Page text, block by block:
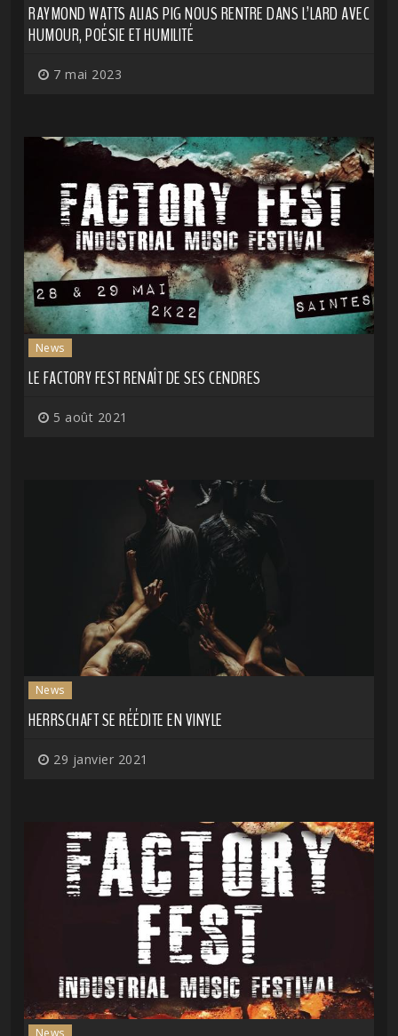
RAYMOND WATTS ALIAS PIG NOUS RENTRE DANS L’LARD AVEC
HUMOUR, POÉSIE ET HUMILITÉ
7 mai 2023
News
LE FACTORY FEST RENAÎT DE SES CENDRES
5 août 2021
News
HERRSCHAFT SE RÉÉDITE EN VINYLE
29 janvier 2021
News